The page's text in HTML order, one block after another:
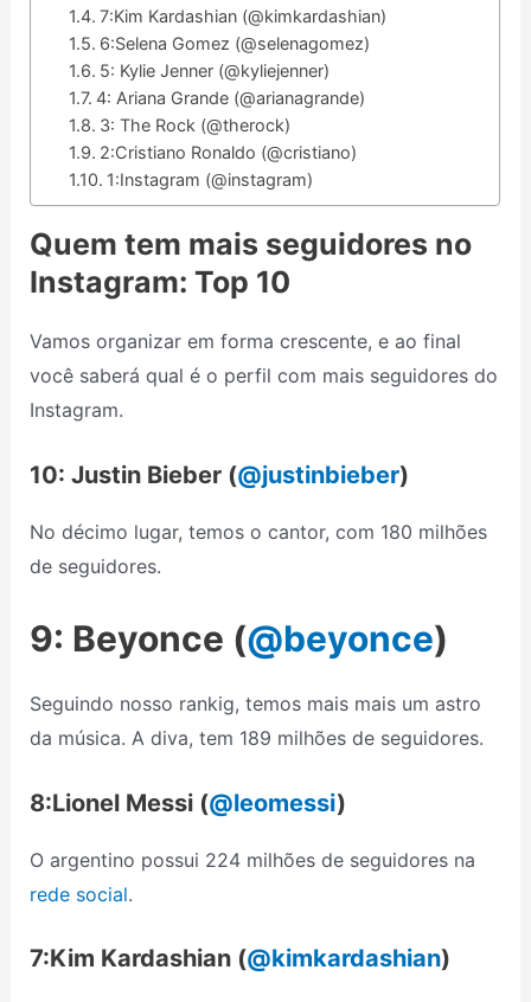
7:Kim Kardashian (@kimkardashian)
6:Selena Gomez (@selenagomez)
5: Kylie Jenner (@kyliejenner)
4: Ariana Grande (@arianagrande)
3: The Rock (@therock)
2:Cristiano Ronaldo (@cristiano)
1:Instagram (@instagram)
Quem tem mais seguidores no
Instagram: Top 10
Vamos organizar em forma crescente, e ao final
você saberá qual é o perfil com mais seguidores do
Instagram.
10: Justin Bieber (@justinbieber)
No décimo lugar, temos o cantor, com 180 milhões
de seguidores.
9: Beyonce (@beyonce)
Seguindo nosso rankig, temos mais mais um astro
da música. A diva, tem 189 milhões de seguidores.
8:Lionel Messi (@leomessi)
O argentino possui 224 milhões de seguidores na
rede social.
7:Kim Kardashian (@kimkardashian)